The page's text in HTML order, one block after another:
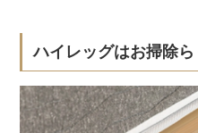
ハイレッグはお掃除ら